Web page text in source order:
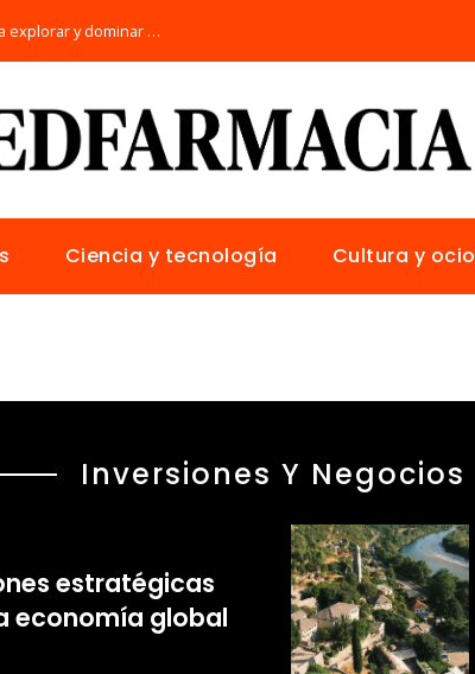
Los 10 animales con sentidos únicos para explorar y dominar su hábitat natural
Ciencia y tecnología Cultura y ocio
Inversiones Y Negocios
estratégicas
economía global